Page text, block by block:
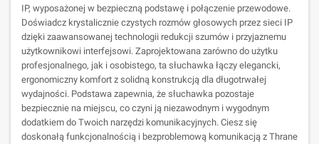
IP, wyposażonej w bezpieczną podstawę i połączenie przewodowe.
Doświadcz krystalicznie czystych rozmów głosowych przez sieci IP
dzięki zaawansowanej technologii redukcji szumów i przyjaznemu
użytkownikowi interfejsowi. Zaprojektowana zarówno do użytku
profesjonalnego, jak i osobistego, ta słuchawka łączy elegancki,
ergonomiczny komfort z solidną konstrukcją dla długotrwałej
wydajności. Podstawa zapewnia, że słuchawka pozostaje
bezpiecznie na miejscu, co czyni ją niezawodnym i wygodnym
dodatkiem do Twoich narzędzi komunikacyjnych. Ciesz się
doskonałą funkcjonalnością i bezproblemową komunikacją z Thrane